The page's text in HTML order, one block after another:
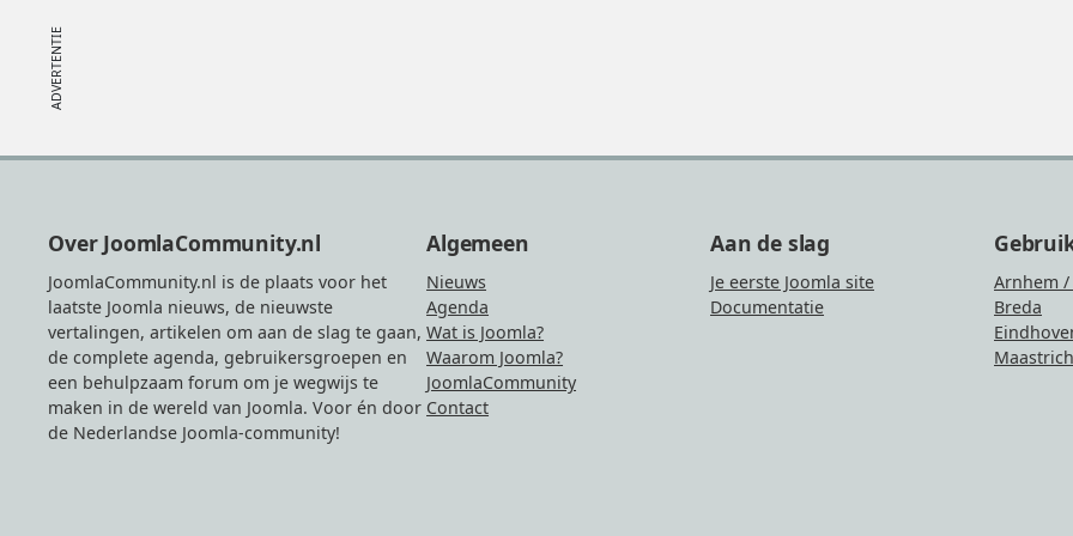
Over JoomlaCommunity.nl
JoomlaCommunity.nl is de plaats voor het
laatste Joomla nieuws, de nieuwste
vertalingen, artikelen om aan de slag te gaan,
de complete agenda, gebruikersgroepen en
een behulpzaam forum om je wegwijs te
maken in de wereld van Joomla. Voor én door
de Nederlandse Joomla-community!
Algemeen
Nieuws
Agenda
Wat is Joomla?
Waarom Joomla?
JoomlaCommunity
Contact
Aan de slag
Je eerste Joomla site
Documentatie
Arnhem
Breda